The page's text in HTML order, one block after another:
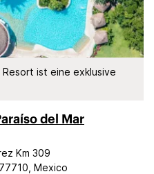
ist eine exklusive
del Mar
Km 309
Mexico